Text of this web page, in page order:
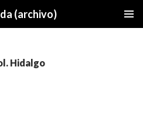
(archivo)
Hidalgo